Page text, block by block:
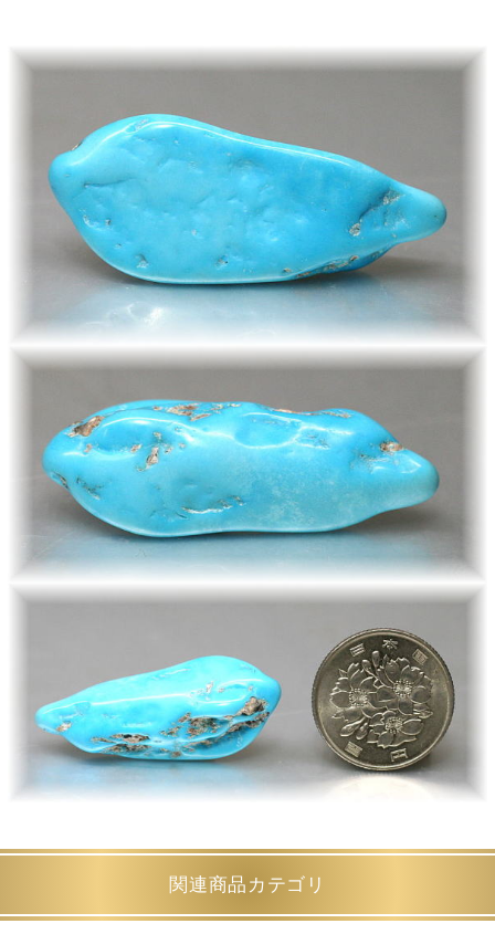
関連商品カテゴリ